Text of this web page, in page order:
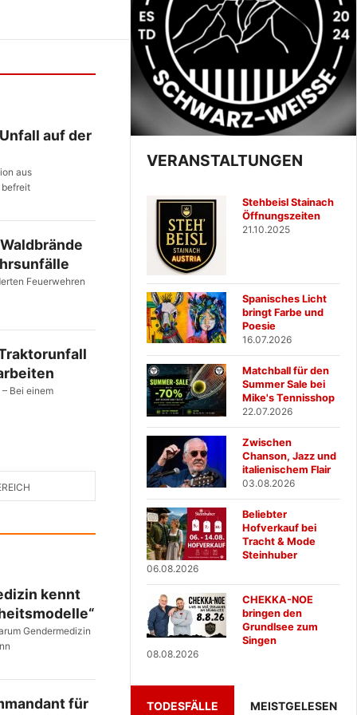
auf der
aus
Feuerwehren
Bei einem
kennt
Gendermedizin
für
VERANSTALTUNGEN
Stehbeisl Stainach
Öffnungszeiten
21.10.2025
Spanisches Licht
bringt Farbe und
Poesie
16.07.2026
Matchball für den
Summer Sale bei
Mike's Tennisshop
22.07.2026
Zwischen
Chanson, Jazz und
italienischem Flair
03.08.2026
Beliebter
Hofverkauf bei
Tracht & Mode
Steinhuber
06.08.2026
CHEKKA-NOE
bringen den
Grundlsee zum
Singen
08.08.2026
TODESFÄLLE MEISTGELESEN